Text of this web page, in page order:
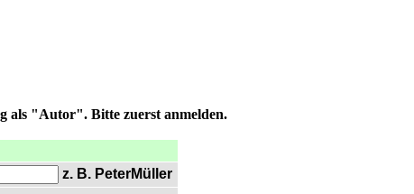
als "Autor". Bitte zuerst anmelden.
z. B. PeterMüller